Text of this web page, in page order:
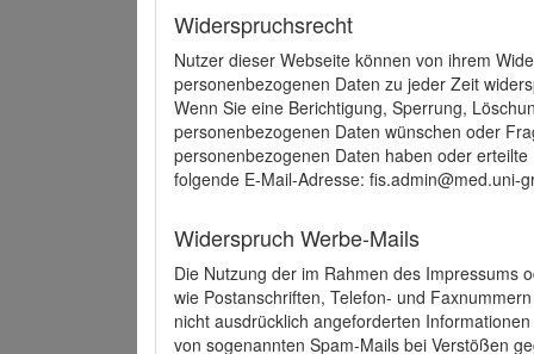
Widerspruchsrecht
Nutzer dieser Webseite können von ihrem
personenbezogenen Daten zu jeder Zeit
Wenn Sie eine Berichtigung, Sperrung,
personenbezogenen Daten wünschen oder
personenbezogenen Daten haben oder
folgende E-Mail-Adresse: fis.admin@med.uni-
Widerspruch Werbe-Mails
Die Nutzung der im Rahmen des Impressums
wie Postanschriften, Telefon- und
nicht ausdrücklich angeforderten
von sogenannten Spam-Mails bei Verstößen